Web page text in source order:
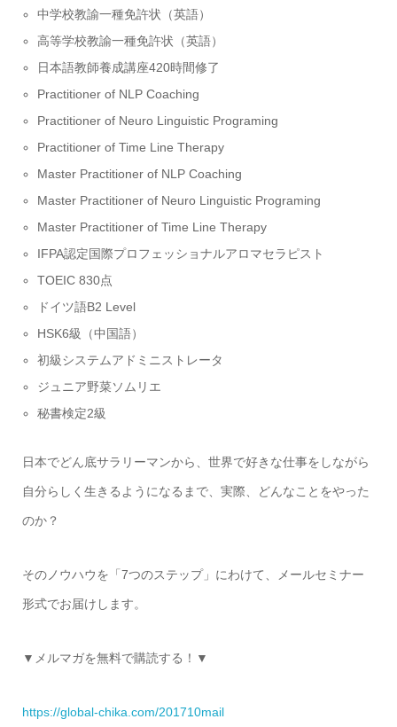
中学校教諭一種免許状（英語）
高等学校教諭一種免許状（英語）
日本語教師養成講座420時間修了
Practitioner of NLP Coaching
Practitioner of Neuro Linguistic Programing
Practitioner of Time Line Therapy
Master Practitioner of NLP Coaching
Master Practitioner of Neuro Linguistic Programing
Master Practitioner of Time Line Therapy
IFPA認定国際プロフェッショナルアロマセラピスト
TOEIC 830点
ドイツ語B2 Level
HSK6級（中国語）
初級システムアドミニストレータ
ジュニア野菜ソムリエ
秘書検定2級
日本でどん底サラリーマンから、世界で好きな仕事をしながら
自分らしく生きるようになるまで、実際、どんなことをやった
のか？
そのノウハウを「7つのステップ」にわけて、メールセミナー
形式でお届けします。
▼メルマガを無料で購読する！▼
https://global-chika.com/201710mail